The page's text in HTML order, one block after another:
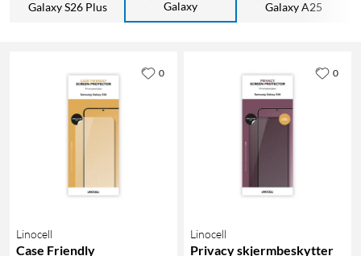
Galaxy S26 Plus
Galaxy
Galaxy A25
Linocell
Case Friendly
0
Linocell
Privacy skjermbeskytter
0